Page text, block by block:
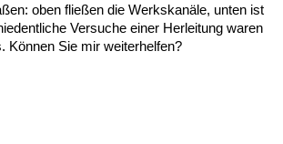
Natur und Landwirtschaft
Fluchen und Reden
oben fließen die Werkskanäle, unten ist
Versuche einer Herleitung waren
Können Sie mir weiterhelfen?